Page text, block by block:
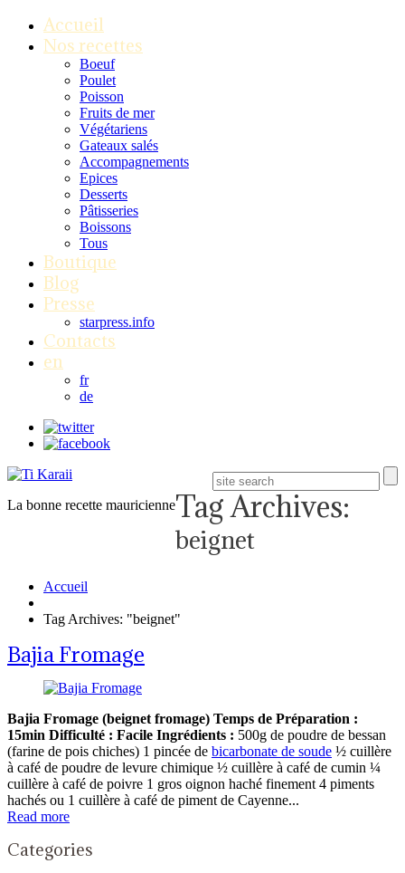
Accueil
Nos recettes
Boeuf
Poulet
Poisson
Fruits de mer
Végétariens
Gateaux salés
Accompagnements
Epices
Desserts
Pâtisseries
Boissons
Tous
Boutique
Blog
Presse
starpress.info
Contacts
en
fr
de
La bonne recette mauricienneTag Archives:
beignet
Accueil
Tag Archives: "beignet"
Bajia Fromage
Bajia Fromage (beignet fromage) Temps de Préparation :
15min Difficulté : Facile Ingrédients : 500g de poudre de bessan
(farine de pois chiches) 1 pincée de bicarbonate de soude ½ cuillère
à café de poudre de levure chimique ½ cuillère à café de cumin ¼
cuillère à café de poivre 1 gros oignon haché finement 4 piments
hachés ou 1 cuillère à café de piment de Cayenne...
Read more
Categories